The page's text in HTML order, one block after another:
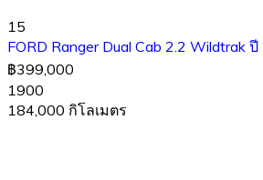
15
FORD Ranger Dual Cab 2.2 Wildtrak
฿399,000
1900
184,000 กิโลเมตร